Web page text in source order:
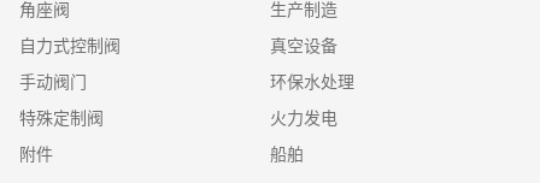
角座阀
自力式控制阀
手动阀门
特殊定制阀
附件
生产制造
真空设备
环保水处理
火力发电
船舶